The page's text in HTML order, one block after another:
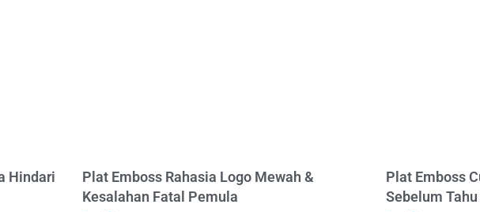
Hindari
Plat Emboss Rahasia Logo Mewah &
Kesalahan Fatal Pemula
Plat Emboss
Sebelum